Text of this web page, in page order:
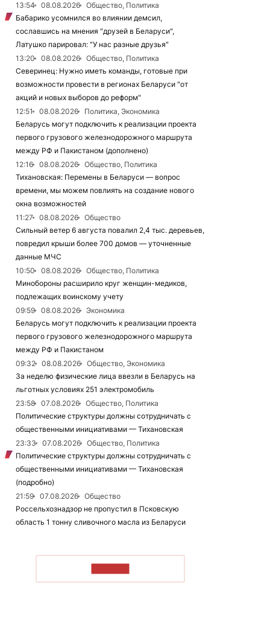
13:54
08.08.2026
Общество, Политика
Бабарико усомнился во влиянии демсил,
сославшись на мнения "друзей в Беларуси",
Латушко парировал: "У нас разные друзья"
13:20
08.08.2026
Общество, Политика
Северинец: Нужно иметь команды, готовые при
возможности провести в регионах Беларуси "от
акций и новых выборов до реформ"
12:51
08.08.2026
Политика, Экономика
Беларусь могут подключить к реализации проекта
первого грузового железнодорожного маршрута
между РФ и Пакистаном (дополнено)
12:16
08.08.2026
Общество, Политика
Тихановская: Перемены в Беларуси — вопрос
времени, мы можем повлиять на создание нового
окна возможностей
11:27
08.08.2026
Общество
Сильный ветер 6 августа повалил 2,4 тыс. деревьев,
повредил крыши более 700 домов — уточненные
данные МЧС
10:50
08.08.2026
Общество, Политика
Минобороны расширило круг женщин-медиков,
подлежащих воинскому учету
09:59
08.08.2026
Экономика
Беларусь могут подключить к реализации проекта
первого грузового железнодорожного маршрута
между РФ и Пакистаном
09:32
08.08.2026
Общество, Экономика
За неделю физические лица ввезли в Беларусь на
льготных условиях 251 электромобиль
23:58
07.08.2026
Общество, Политика
Политические структуры должны сотрудничать с
общественными инициативами — Тихановская
23:33
07.08.2026
Общество, Политика
Политические структуры должны сотрудничать с
общественными инициативами — Тихановская
(подробно)
21:59
07.08.2026
Общество
Россельхознадзор не пропустил в Псковскую
область 1 тонну сливочного масла из Беларуси